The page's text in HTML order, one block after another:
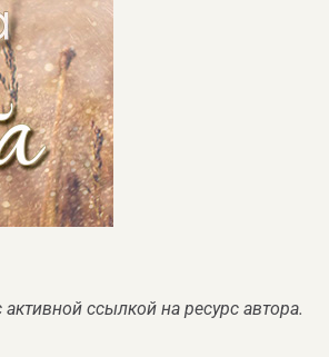
ссылкой на ресурс автора.